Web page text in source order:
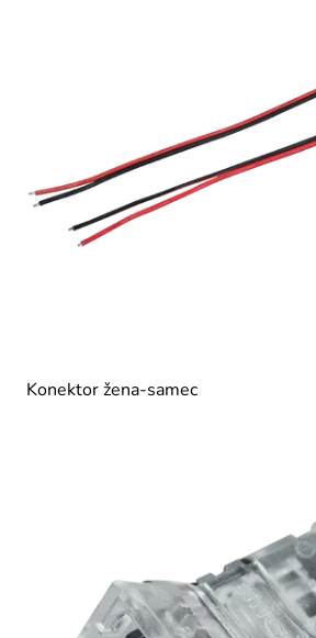
Konektor žena-samec